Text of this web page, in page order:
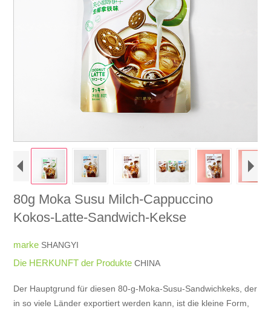
80g Moka Susu Milch-Cappuccino
Kokos-Latte-Sandwich-Kekse
marke SHANGYI
Die HERKUNFT der ProdukteCHINA
Der Hauptgrund für diesen 80-g-Moka-Susu-Sandwichkeks, der
in so viele Länder exportiert werden kann, ist die kleine Form,